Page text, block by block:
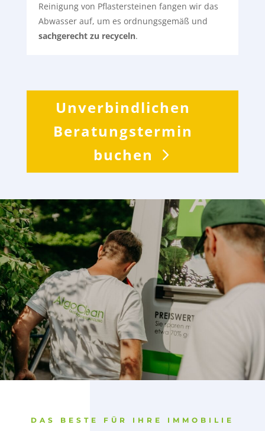
Reinigung von Pflastersteinen fangen wir das
Abwasser auf, um es ordnungsgemäß und
sachgerecht zu recyceln.
Unverbindlichen
Beratungstermin
buchen
Lothar O.
„Beratung, Durchführung, Ergebnis – alles top
und termingetreu. Es wurde eine
Fassadenreinigung am MFH durchgeführt, das
Haus sieht aus wie neu. Das Angebot vom Maler
war 3-mal so hoch. Sehr empfehlenswert!
DAS BESTE FÜR IHRE IMMOBILIE